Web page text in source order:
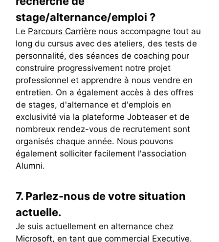
stage/alternance/emploi ?
Le Parcours Carrière nous accompagne tout au
long du cursus avec des ateliers, des tests de
personnalité, des séances de coaching pour
construire progressivement notre projet
professionnel et apprendre à nous vendre en
entretien. On a également accès à des offres
de stages, d'alternance et d'emplois en
exclusivité via la plateforme Jobteaser et de
nombreux rendez-vous de recrutement sont
organisés chaque année. Nous pouvons
également solliciter facilement l'association
Alumni.
7. Parlez-nous de votre situation
actuelle.
Je suis actuellement en alternance chez
Microsoft, en tant que commercial Executive.